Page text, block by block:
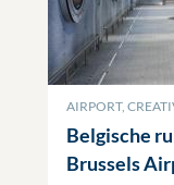
AIRPORT,
Belgische
Brussels